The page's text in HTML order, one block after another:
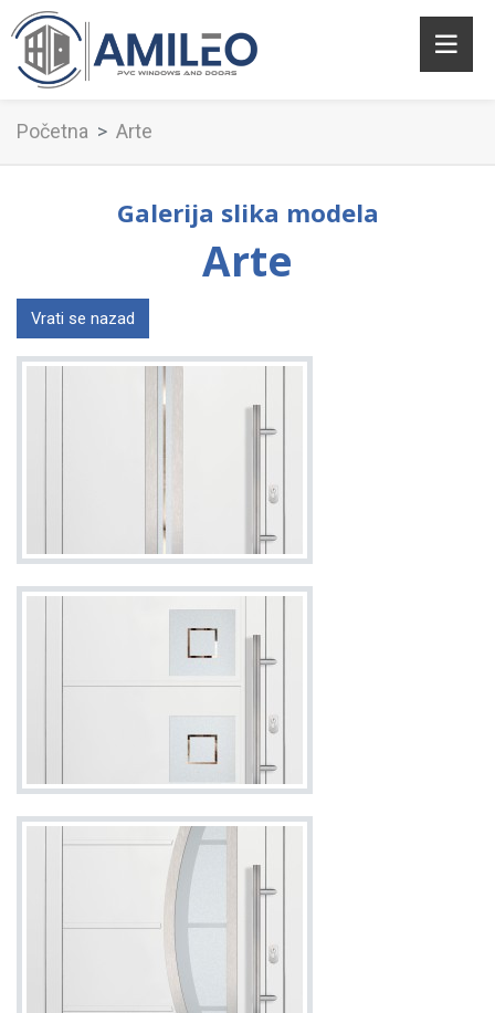
Početna Arte
Galerija slika modela
Arte
Vrati se nazad